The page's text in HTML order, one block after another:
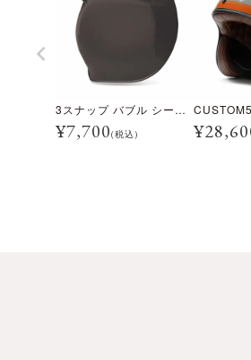
3スナップ バブル シールド ダークスモーク
¥7,700(税込) ¥